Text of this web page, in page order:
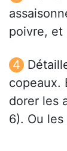
poivre, et
copeaux.
dorer les
6). Ou